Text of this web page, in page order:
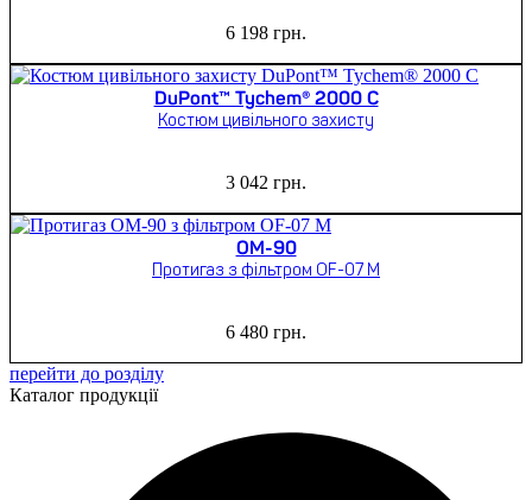
6 198 грн.
DuPont™ Tychem® 2000 C
Костюм цивільного захисту
3 042 грн.
ОМ-90
Протигаз з фільтром OF-07 M
6 480 грн.
перейти до розділу
Каталог продукції